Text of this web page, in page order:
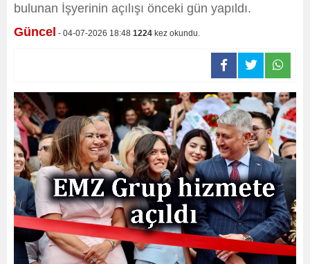
bulunan İşyerinin açılışı önceki gün yapıldı.
Güncel - 04-07-2026 18:48 1224 kez okundu.